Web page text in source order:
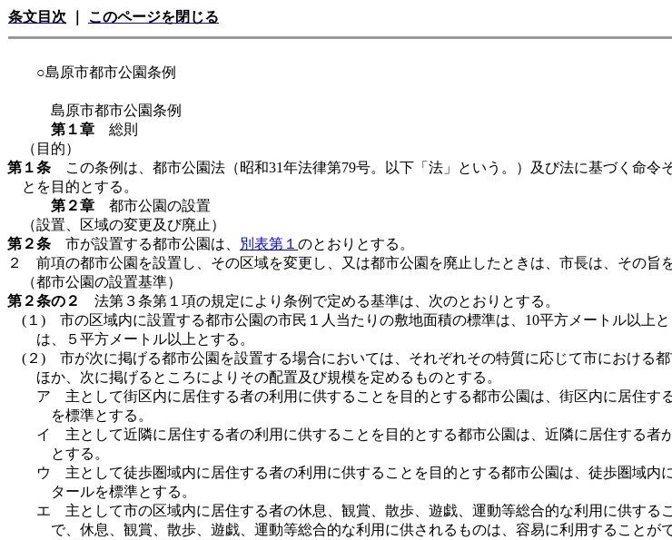
条文目次 このページを閉じる
○島原市都市公園条例
島原市都市公園条例
第１章 総則
（目的）
第１条 この条例は、都市公園法（昭和31年法律第79号。以下「法」という。）及び法に基づく命
とを目的とする。
第２章 都市公園の設置
（設置、区域の変更及び廃止）
第２条 市が設置する都市公園は、 別表第１ のとおりとする。
２ 前項の都市公園を設置し、その区域を変更し、又は都市公園を廃止したときは、市長は、その旨
（都市公園の設置基準）
第２条の２
法第３条第１項の規定により条例で定める基準は、次のとおりとする。
(１) 市の区域内に設置する都市公園の市民１人当たりの敷地面積の標準は、10平方メートル以上
は、５平方メートル以上とする。
(２) 市が次に掲げる都市公園を設置する場合においては、それぞれその特質に応じて市における
ほか、次に掲げるところによりその配置及び規模を定めるものとする。
ア 主として街区内に居住する者の利用に供することを目的とする都市公園は、街区内に居住す
を標準とする。
イ 主として近隣に居住する者の利用に供することを目的とする都市公園は、近隣に居住する
とする。
ウ 主として徒歩圏域内に居住する者の利用に供することを目的とする都市公園は、徒歩圏域
タールを標準とする。
エ 主として市の区域内に居住する者の休息、観賞、散歩、遊戯、運動等総合的な利用に供する
で、休息、観賞、散歩、遊戯、運動等総合的な利用に供されるものは、容易に利用すること